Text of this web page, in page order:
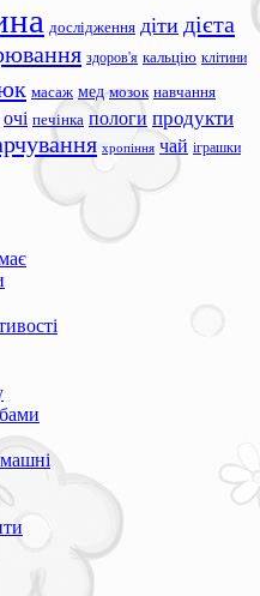
дослідження діти дієта
здоров'я кальцію клітини
масаж мед мозок навчання
очі печінка пологи продукти
хропіння чай іграшки